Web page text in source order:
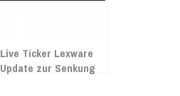
Live Ticker Lexware
Update zur Senkung